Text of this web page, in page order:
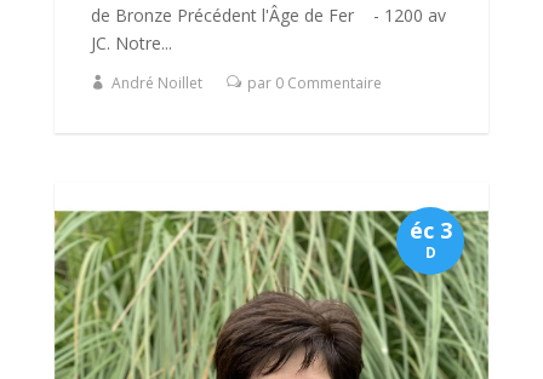
de Bronze Précédent l'Âge de Fer - 1200 av
JC. Notre...
André Noillet par 0 Commentaire
éc 3
D